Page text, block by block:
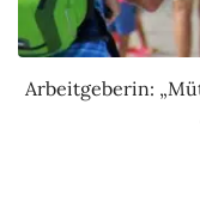
Arbeitgeberin: